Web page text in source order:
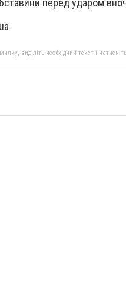
перед ударом
виділіть необхідний текст і